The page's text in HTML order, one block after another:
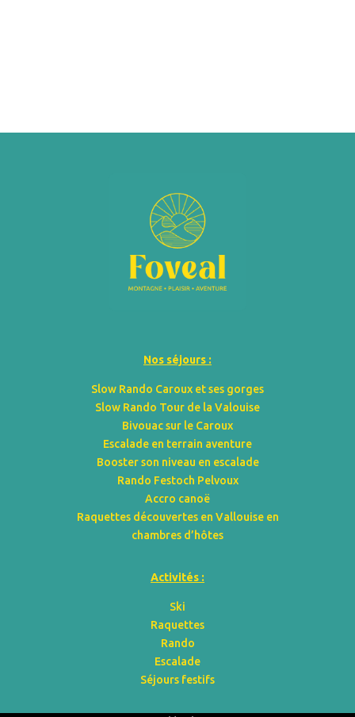
Nos séjours :
Slow Rando Caroux et ses gorges
Slow Rando Tour de la Valouise
Bivouac sur le Caroux
Escalade en terrain aventure
Booster son niveau en escalade
Rando Festoch Pelvoux
Accro canoë
Raquettes découvertes en Vallouise en
chambres d’hôtes
Activités :
Ski
Raquettes
Rando
Escalade
Séjours festifs